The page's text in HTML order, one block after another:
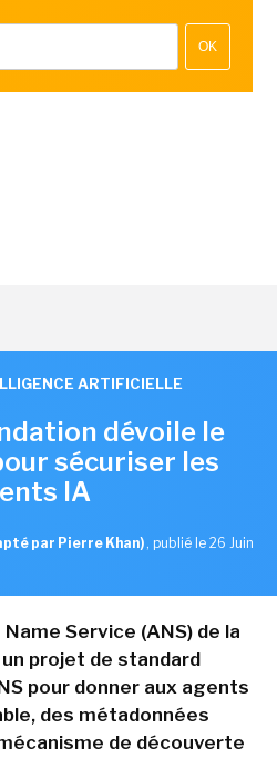
OK
ARTIFICIELLE
dévoile le
sécuriser les
IA
par Pierre Khan) , publié le 26 Juin
Service (ANS) de la
projet de standard
pour donner aux agents
des métadonnées
de découverte